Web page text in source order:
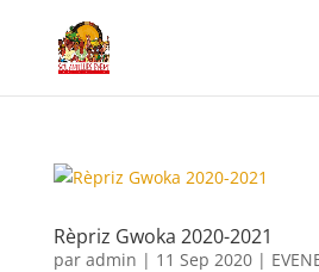
Rèpriz Gwoka 2020-2021
par admin | 11 Sep 2020|